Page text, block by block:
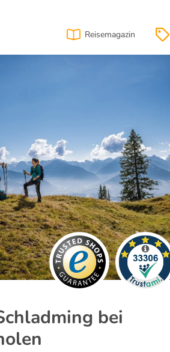
Reisemagazin
bei